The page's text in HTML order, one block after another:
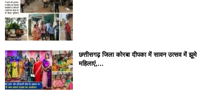
छत्तीसगढ़ जिला कोरबा दीपका में सावन उत्सव में झूमे
महिलाएं,...